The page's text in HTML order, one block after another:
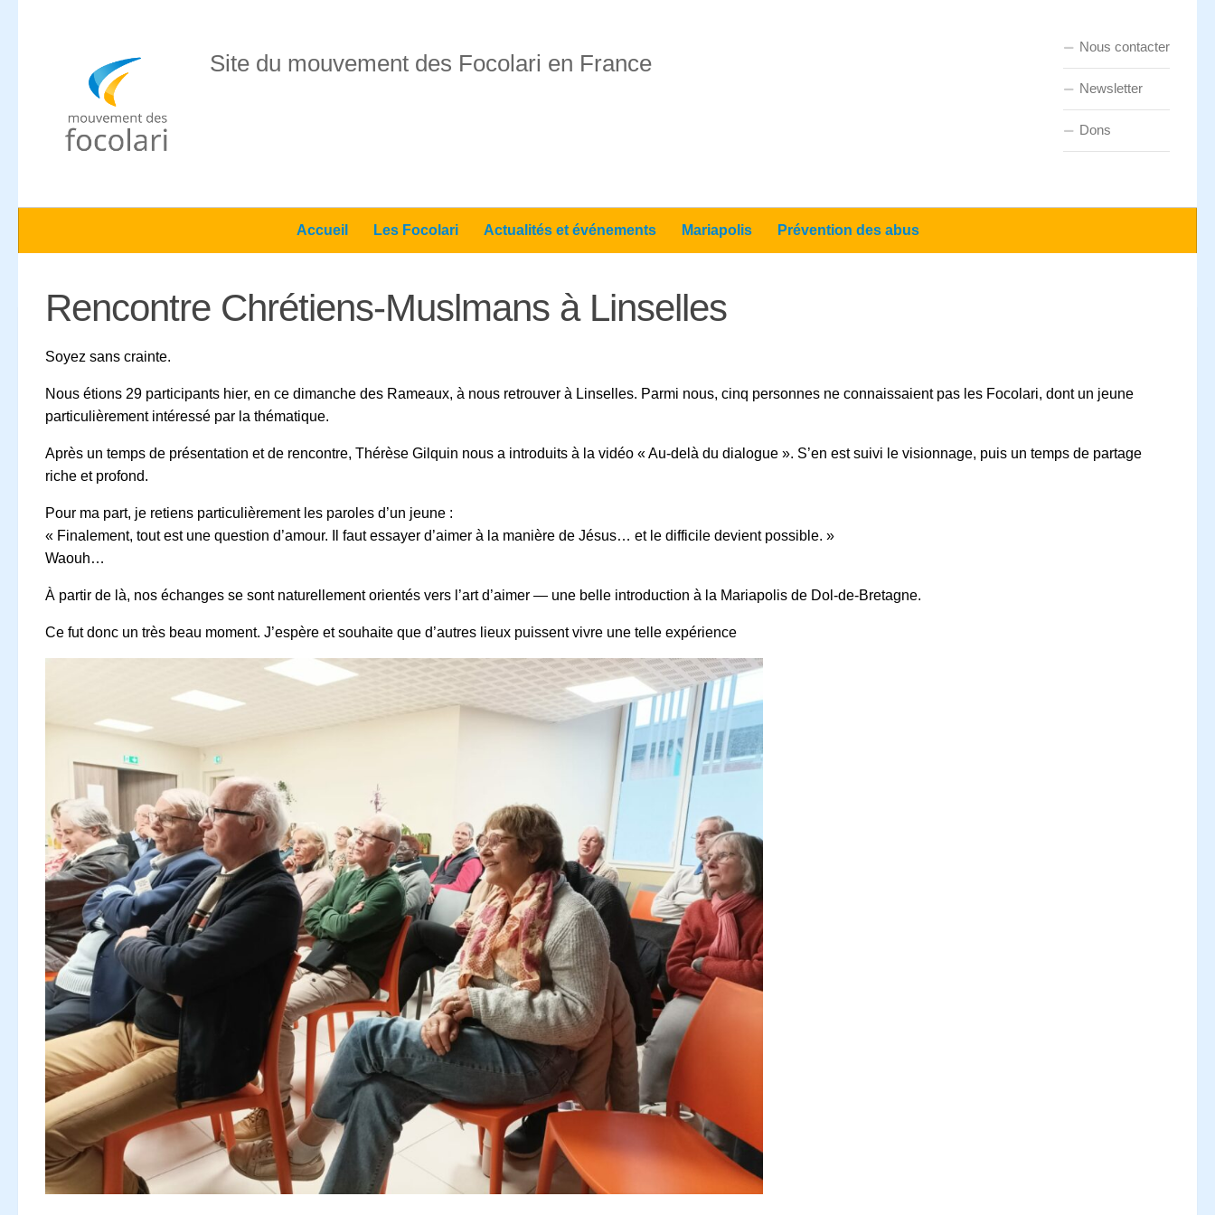
Site du mouvement des Focolari en France
Nous contacter
Newsletter
Dons
Accueil Les Focolari Actualités et événements Mariapolis Prévention des abus
Rencontre Chrétiens-Muslmans à Linselles
Soyez sans crainte.
Nous étions 29 participants hier, en ce dimanche des Rameaux, à nous retrouver à Linselles. Parmi nous, cinq personnes ne connaissaient pas les Focolari, dont un jeune
particulièrement intéressé par la thématique.
Après un temps de présentation et de rencontre, Thérèse Gilquin nous a introduits à la vidéo « Au-delà du dialogue ». S’en est suivi le visionnage, puis un temps de partage
riche et profond.
Pour ma part, je retiens particulièrement les paroles d’un jeune :
« Finalement, tout est une question d’amour. Il faut essayer d’aimer à la manière de Jésus… et le difficile devient possible. »
Waouh…
À partir de là, nos échanges se sont naturellement orientés vers l’art d’aimer — une belle introduction à la Mariapolis de Dol-de-Bretagne.
Ce fut donc un très beau moment. J’espère et souhaite que d’autres lieux puissent vivre une telle expérience